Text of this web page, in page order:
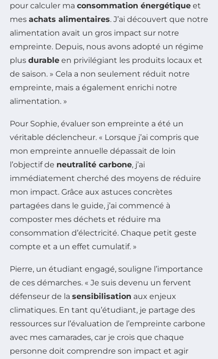
pour calculer ma consommation énergétique et
mes achats alimentaires. J’ai découvert que notre
alimentation avait un gros impact sur notre
empreinte. Depuis, nous avons adopté un régime
plus durable en privilégiant les produits locaux et
de saison. » Cela a non seulement réduit notre
empreinte, mais a également enrichi notre
alimentation. »
Pour Sophie, évaluer son empreinte a été un
véritable déclencheur. « Lorsque j’ai compris que
mon empreinte annuelle dépassait de loin
l’objectif de neutralité carbone, j’ai
immédiatement cherché des moyens de réduire
mon impact. Grâce aux astuces concrètes
partagées dans le guide, j’ai commencé à
composter mes déchets et réduire ma
consommation d’électricité. Chaque petit geste
compte et a un effet cumulatif. »
Pierre, un étudiant engagé, souligne l’importance
de ces démarches. « Je suis devenu un fervent
défenseur de la sensibilisation aux enjeux
climatiques. En tant qu’étudiant, je partage des
ressources sur l’évaluation de l’empreinte carbone
avec mes camarades, car je crois que chaque
personne doit comprendre son impact et agir